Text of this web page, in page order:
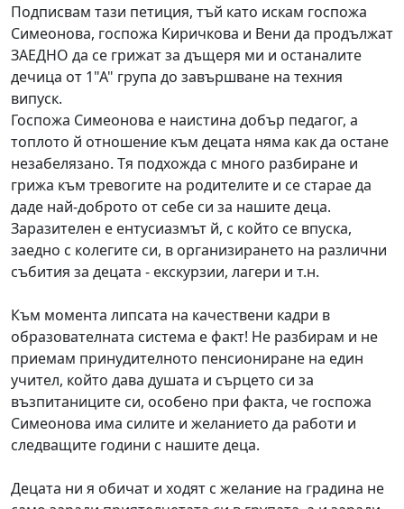
Подписвам тази петиция, тъй като искам госпожа
Симеонова, госпожа Киричкова и Вени да продължат
ЗАЕДНО да се грижат за дъщеря ми и останалите
дечица от 1"А" група до завършване на техния
випуск.
Госпожа Симеонова е наистина добър педагог, а
топлото й отношение към децата няма как да остане
незабелязано. Тя подхожда с много разбиране и
грижа към тревогите на родителите и се старае да
даде най-доброто от себе си за нашите деца.
Заразителен е ентусиазмът й, с който се впуска,
заедно с колегите си, в организирането на различни
събития за децата - екскурзии, лагери и т.н.
Към момента липсата на качествени кадри в
образователната система е факт! Не разбирам и не
приемам принудителното пенсиониране на един
учител, който дава душата и сърцето си за
възпитаниците си, особено при факта, че госпожа
Симеонова има силите и желанието да работи и
следващите години с нашите деца.
Децата ни я обичат и ходят с желание на градина не